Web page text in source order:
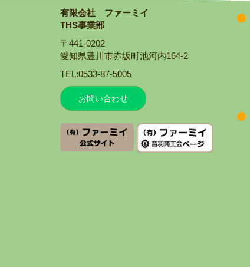
有限会社 ファーミイ
THS事業部
〒441-0202
愛知県豊川市赤坂町池河内164-2
TEL:0533-87-5005
お問い合わせ